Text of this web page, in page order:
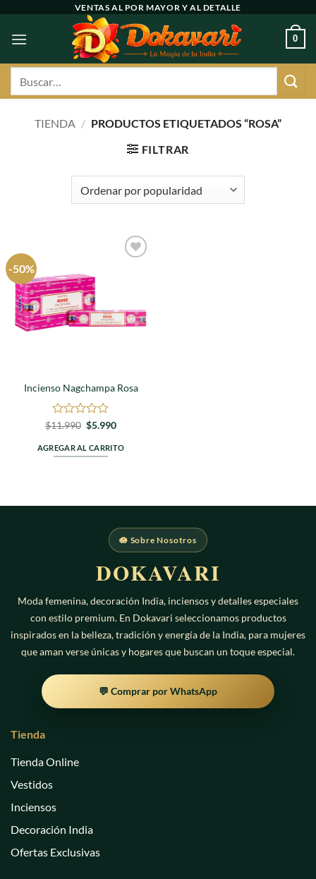
contenido
VENTAS AL POR MAYOR Y AL DETALLE
0
TIENDA / PRODUCTOS ETIQUETADOS “ROSA”
FILTRAR
-50%
Incienso Nagchampa Rosa
Valorado
0
de
$11.990 El
original
era:
$5.990El
actual
es:
AGREGAR AL CARRITO
🪷 Sobre Nosotros
DOKAVARI
Moda femenina, decoración India, inciensos y detalles especiales
con estilo premium. En Dokavari seleccionamos productos
inspirados en la belleza, tradición y energía de la India, para mujeres
que aman verse únicas y hogares que buscan un toque especial.
💬 Comprar por WhatsApp
Tienda
Tienda Online
Vestidos
Inciensos
Decoración India
Ofertas Exclusivas